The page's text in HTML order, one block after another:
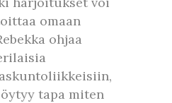
omaan
ohjaa
tapa miten